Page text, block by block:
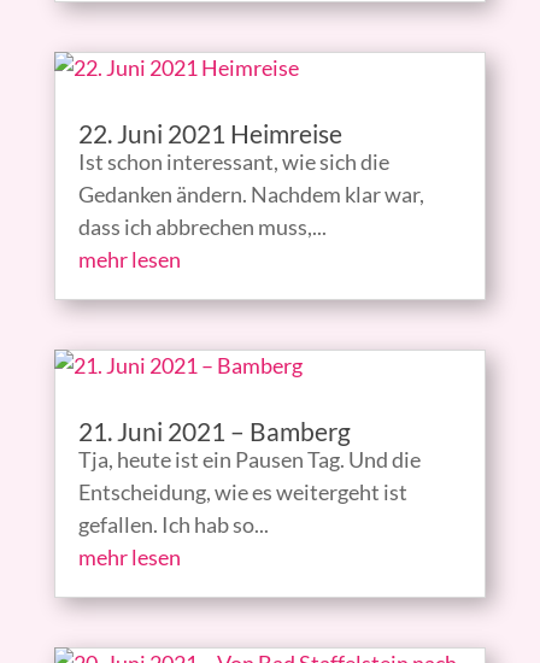
22. Juni 2021 Heimreise
Ist schon interessant, wie sich die
Gedanken ändern. Nachdem klar war,
dass ich abbrechen muss,...
mehr lesen
21. Juni 2021 – Bamberg
Tja, heute ist ein Pausen Tag. Und die
Entscheidung, wie es weitergeht ist
gefallen. Ich hab so...
mehr lesen